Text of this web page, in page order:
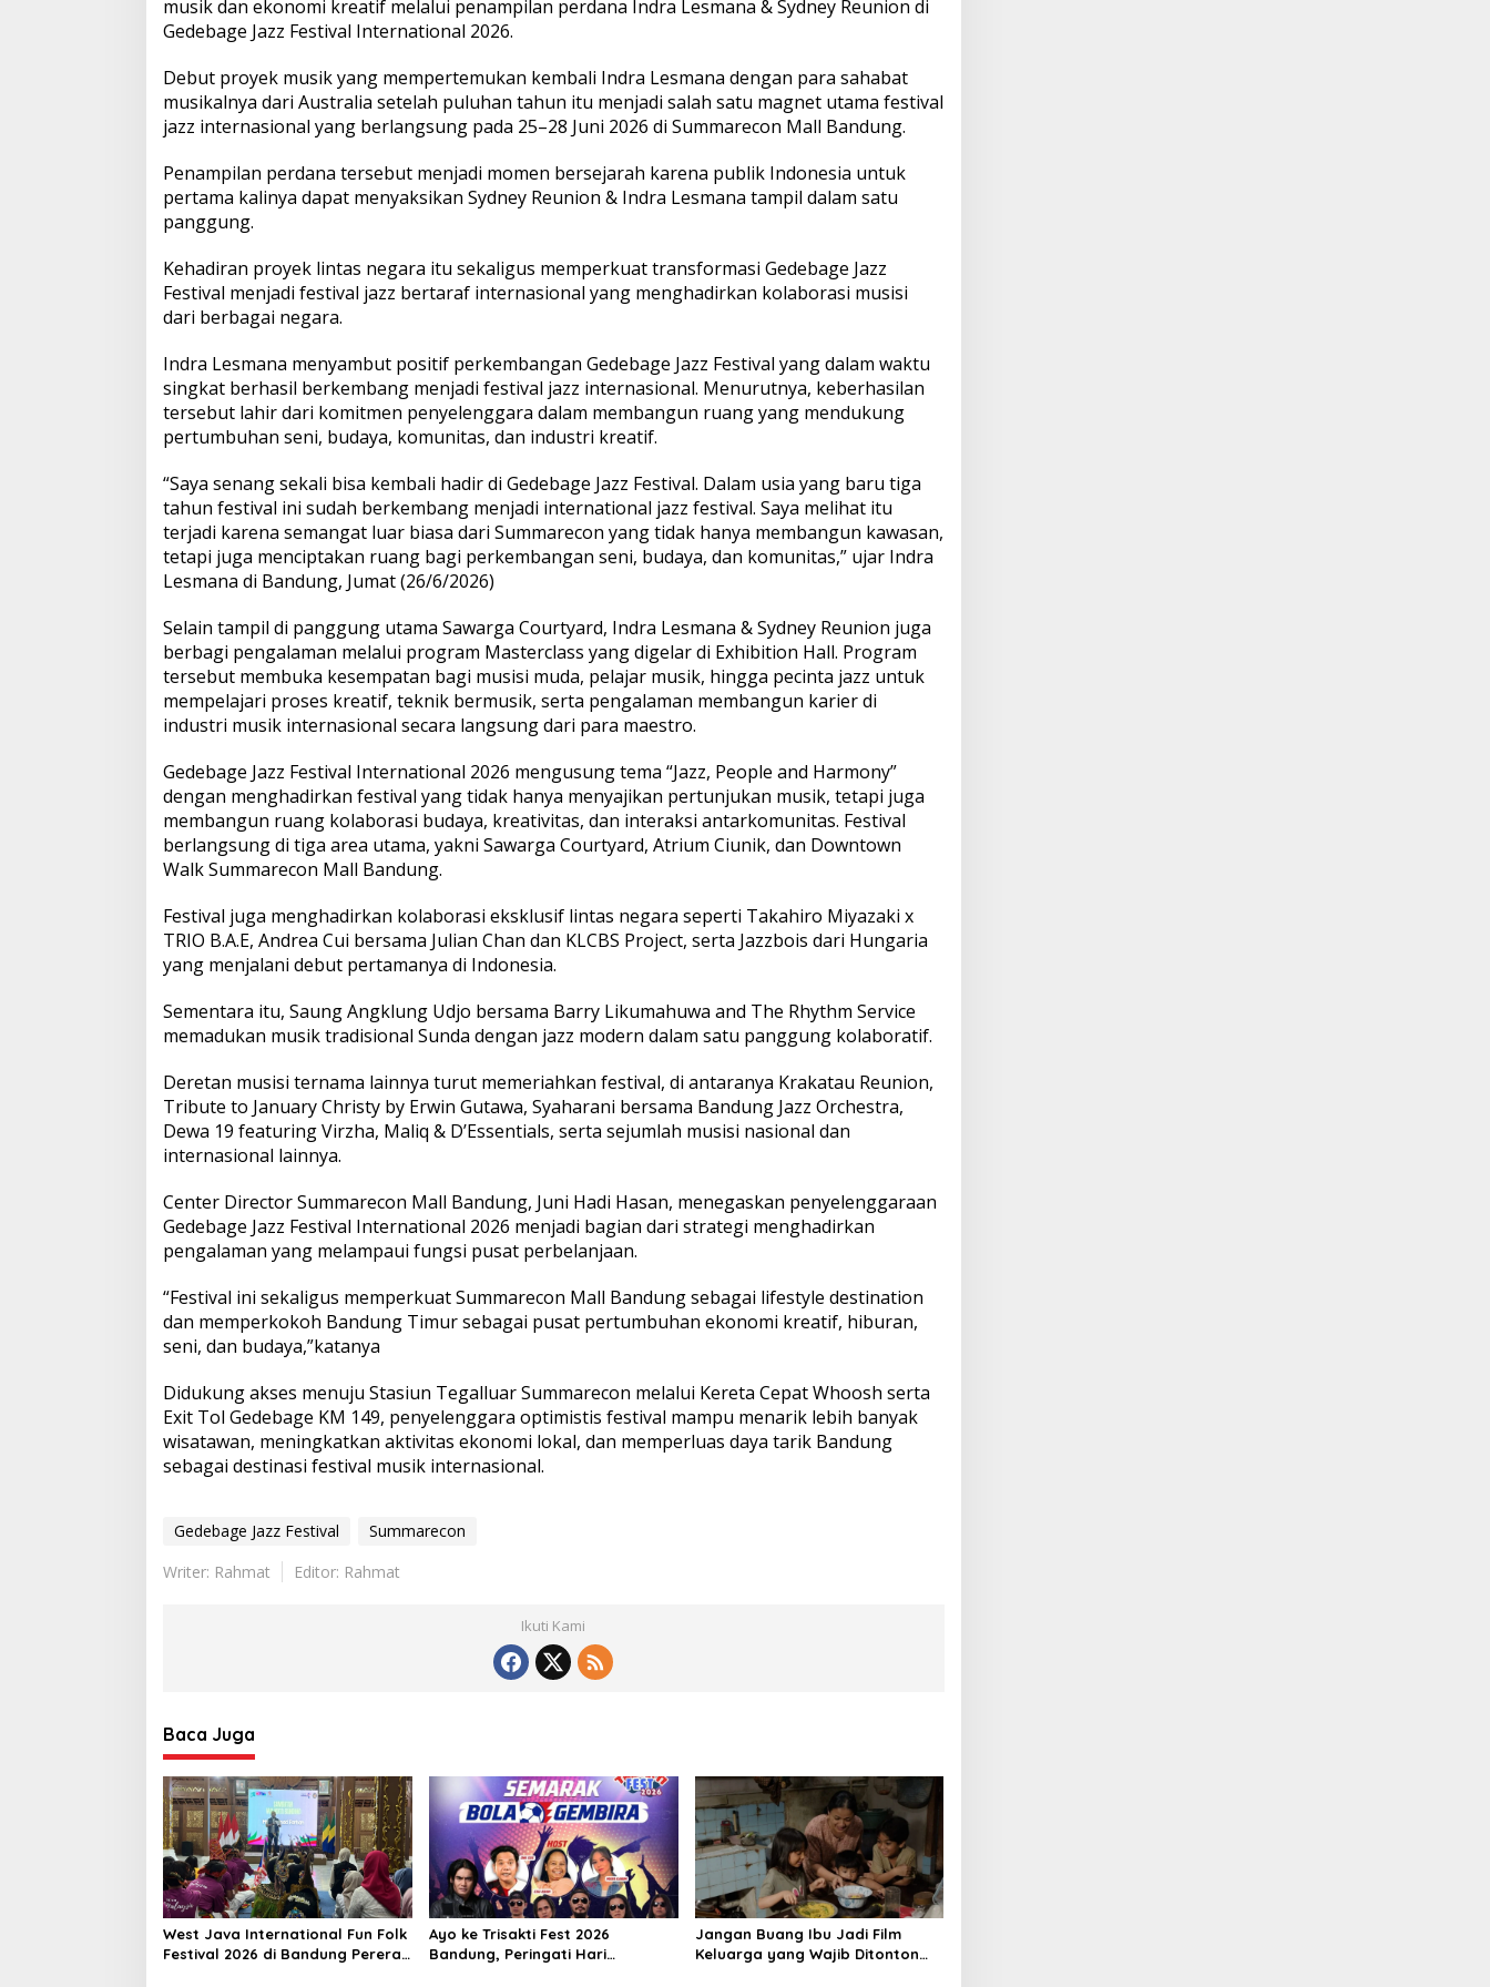
e
b
e
J
a
z
e
i
v
l
0
2
6
musik dan ekonomi kreatif melalui penampilan perdana Indra Lesmana & Sydney Reunion di
Gedebage Jazz Festival International 2026.
Debut proyek musik yang mempertemukan kembali Indra Lesmana dengan para sahabat
musikalnya dari Australia setelah puluhan tahun itu menjadi salah satu magnet utama festival
jazz internasional yang berlangsung pada 25–28 Juni 2026 di Summarecon Mall Bandung.
Penampilan perdana tersebut menjadi momen bersejarah karena publik Indonesia untuk
pertama kalinya dapat menyaksikan Sydney Reunion & Indra Lesmana tampil dalam satu
panggung.
Kehadiran proyek lintas negara itu sekaligus memperkuat transformasi Gedebage Jazz
Festival menjadi festival jazz bertaraf internasional yang menghadirkan kolaborasi musisi
dari berbagai negara.
Indra Lesmana menyambut positif perkembangan Gedebage Jazz Festival yang dalam waktu
singkat berhasil berkembang menjadi festival jazz internasional. Menurutnya, keberhasilan
tersebut lahir dari komitmen penyelenggara dalam membangun ruang yang mendukung
pertumbuhan seni, budaya, komunitas, dan industri kreatif.
“Saya senang sekali bisa kembali hadir di Gedebage Jazz Festival. Dalam usia yang baru tiga
tahun festival ini sudah berkembang menjadi international jazz festival. Saya melihat itu
terjadi karena semangat luar biasa dari Summarecon yang tidak hanya membangun kawasan,
tetapi juga menciptakan ruang bagi perkembangan seni, budaya, dan komunitas,” ujar Indra
Lesmana di Bandung, Jumat (26/6/2026)
Selain tampil di panggung utama Sawarga Courtyard, Indra Lesmana & Sydney Reunion juga
berbagi pengalaman melalui program Masterclass yang digelar di Exhibition Hall. Program
tersebut membuka kesempatan bagi musisi muda, pelajar musik, hingga pecinta jazz untuk
mempelajari proses kreatif, teknik bermusik, serta pengalaman membangun karier di
industri musik internasional secara langsung dari para maestro.
Gedebage Jazz Festival International 2026 mengusung tema “Jazz, People and Harmony”
dengan menghadirkan festival yang tidak hanya menyajikan pertunjukan musik, tetapi juga
membangun ruang kolaborasi budaya, kreativitas, dan interaksi antarkomunitas. Festival
berlangsung di tiga area utama, yakni Sawarga Courtyard, Atrium Ciunik, dan Downtown
Walk Summarecon Mall Bandung.
Festival juga menghadirkan kolaborasi eksklusif lintas negara seperti Takahiro Miyazaki x
TRIO B.A.E, Andrea Cui bersama Julian Chan dan KLCBS Project, serta Jazzbois dari Hungaria
yang menjalani debut pertamanya di Indonesia.
Sementara itu, Saung Angklung Udjo bersama Barry Likumahuwa and The Rhythm Service
memadukan musik tradisional Sunda dengan jazz modern dalam satu panggung kolaboratif.
Deretan musisi ternama lainnya turut memeriahkan festival, di antaranya Krakatau Reunion,
Tribute to January Christy by Erwin Gutawa, Syaharani bersama Bandung Jazz Orchestra,
Dewa 19 featuring Virzha, Maliq & D’Essentials, serta sejumlah musisi nasional dan
internasional lainnya.
Center Director Summarecon Mall Bandung, Juni Hadi Hasan, menegaskan penyelenggaraan
Gedebage Jazz Festival International 2026 menjadi bagian dari strategi menghadirkan
pengalaman yang melampaui fungsi pusat perbelanjaan.
“Festival ini sekaligus memperkuat Summarecon Mall Bandung sebagai lifestyle destination
dan memperkokoh Bandung Timur sebagai pusat pertumbuhan ekonomi kreatif, hiburan,
seni, dan budaya,”katanya
Didukung akses menuju Stasiun Tegalluar Summarecon melalui Kereta Cepat Whoosh serta
Exit Tol Gedebage KM 149, penyelenggara optimistis festival mampu menarik lebih banyak
wisatawan, meningkatkan aktivitas ekonomi lokal, dan memperluas daya tarik Bandung
sebagai destinasi festival musik internasional.
Gedebage Jazz Festival
Summarecon
Writer: Rahmat
Editor: Rahmat
Ikuti Kami
Baca Juga
West Java International Fun Folk
Festival 2026 di Bandung Pererat
Ayo ke Trisakti Fest 2026
Bandung, Peringati Hari
Jangan Buang Ibu Jadi Film
Keluarga yang Wajib Ditonton